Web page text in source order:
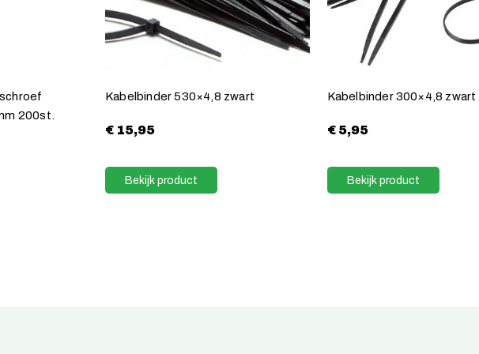
200st.
Kabelbinder 530×4,8 zwart
€ 15,95
Bekijk product
Kabelbinder 300×4,8 zwart
€5,95
Bekijk product